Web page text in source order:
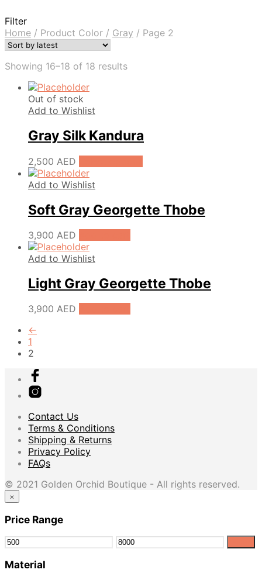
Filter
Home / Product Color / Gray / Page 2
Showing 16–18 of 18 results
Out of stock
Add to Wishlist
Gray Silk Kandura
2,500 AED
Add to Wishlist
Soft Gray Georgette Thobe
3,900 AED
Add to Wishlist
Light Gray Georgette Thobe
3,900 AED
←
1
2
Contact Us
Terms & Conditions
Shipping & Returns
Privacy Policy
FAQs
© 2021 Golden Orchid Boutique - All rights reserved.
×
Price Range
Material